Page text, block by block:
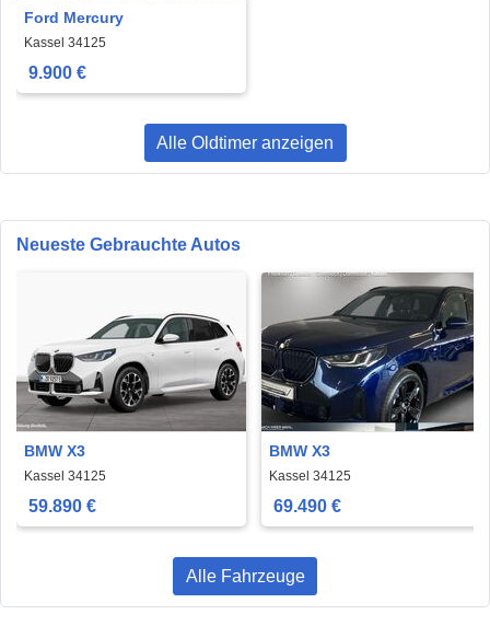
Ford Mercury
Kassel 34125
9.900 €
Alle Oldtimer anzeigen
Neueste Gebrauchte Autos
BMW X3
Kassel 34125
59.890 €
BMW X3
Kassel 34125
69.490 €
Alle Fahrzeuge